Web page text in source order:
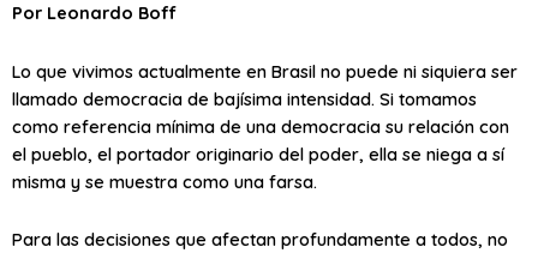
Por Leonardo Boff
Lo que vivimos actualmente en Brasil no puede ni siquiera ser
llamado democracia de bajísima intensidad. Si tomamos
como referencia mínima de una democracia su relación con
el pueblo, el portador originario del poder, ella se niega a sí
misma y se muestra como una farsa.
Para las decisiones que afectan profundamente a todos, no